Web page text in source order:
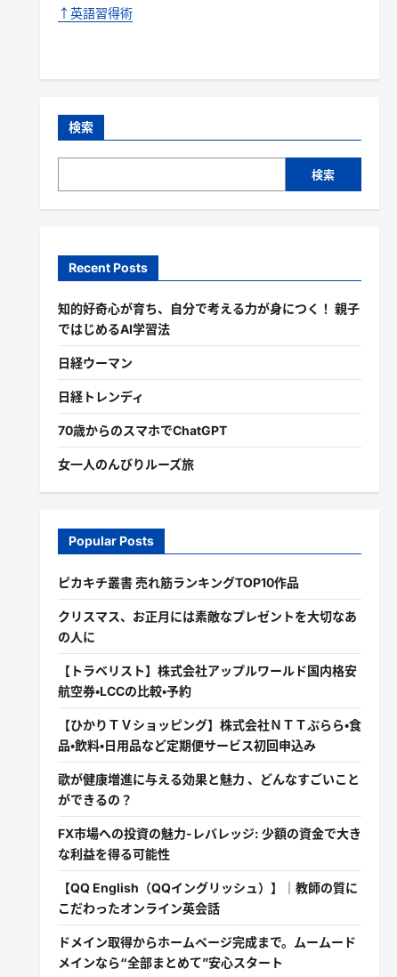
↑英語習得術
検索
検索
Recent Posts
知的好奇心が育ち、自分で考える力が身につく！ 親子
ではじめるAI学習法
日経ウーマン
日経トレンディ
70歳からのスマホでChatGPT
女一人のんびりルーズ旅
Popular Posts
ピカキチ叢書 売れ筋ランキングTOP10作品
クリスマス、お正月には素敵なプレゼントを大切なあ
の人に
【トラベリスト】株式会社アップルワールド国内格安
航空券・LCCの比較・予約
【ひかりＴＶショッピング】株式会社ＮＴＴぷらら・食
品・飲料・日用品など定期便サービス初回申込み
歌が健康増進に与える効果と魅力 、どんなすごいこと
ができるの？
FX市場への投資の魅力-レバレッジ: 少額の資金で大き
な利益を得る可能性
【QQ English（QQイングリッシュ）】｜教師の質に
こだわったオンライン英会話
ドメイン取得からホームページ完成まで。ムームード
メインなら“全部まとめて”安心スタート